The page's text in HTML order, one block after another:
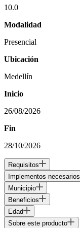
10.0
Modalidad
Presencial
Ubicación
Medellín
Inicio
26/08/2026
Fin
28/10/2026
Requisitos
Implementos necesarios
Municipio
Beneficios
Edad
Sobre este producto